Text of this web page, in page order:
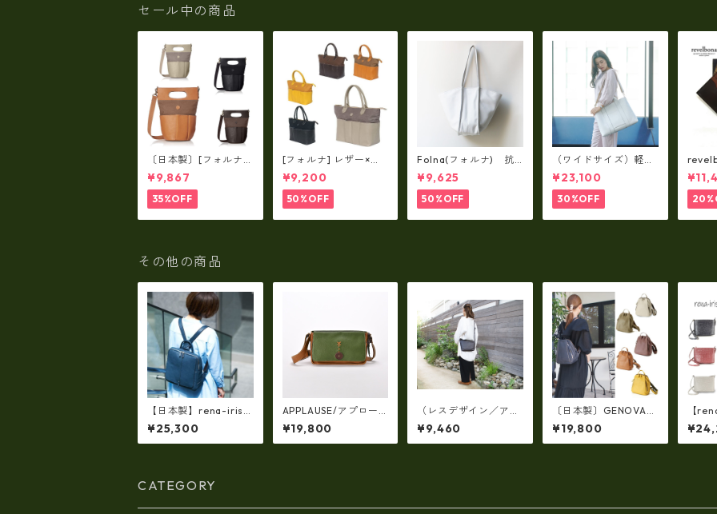
セール中の商品
〔日本製〕[フォルナ]
レザー×パラフィン筒
型2way シュリンクレ
ザー×79Aパラフィ
ン fo-259630
¥9,867
35%OFF
[フォルナ] レザー×パ
ラフィン筒型2way シ
ュリンクレザー×79A
パラフィン トートL f
o-259632
¥9,200
50%OFF
Folna(フォルナ) 抗
菌ソフトスムースレザ
ー トートバッグ / FOL
NA RD fo-083244
¥9,625
50%OFF
（ワイドサイズ）軽
量・牛革製品・2WAY
ヌメ革トートバッグ
（A3サイズ/日本製）
(高収納）ir-02G
¥23,100
30%OFF
国産
れ ロ
ト
その他の商品
【日本製】rena-iris x
GENOVA（IMAIBAG）
コラボ製品ランドセル
デザイン・シュリンク
¥25,300
APPLAUSE/アプロー
ズ リーフコンビ・レ
ザーバッグ 日本製
37-5010
¥19,800
（レスデザイン／アル
ト）（日本製）牛革オ
イルシュリンク サコ
ッシュ ショルダー A
¥9,460
〔日本製〕GENOVA
（IMAIBAG）牛革製・
シュリンクヌメ Ｗジッ
パー・コンパクトリュ
¥19,800
【
apan
ナメ
ダー
CATEGORY